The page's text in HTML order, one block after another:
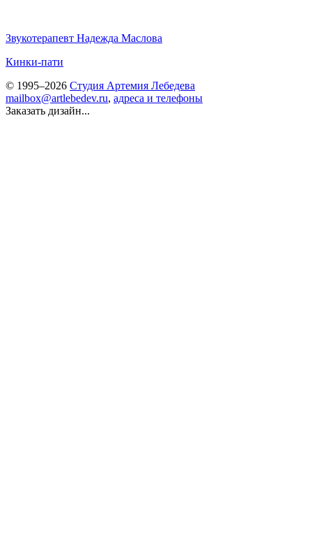
Звукотерапевт Надежда Маслова
Кинки-пати
© 1995–2026 Студия Артемия Лебедева
mailbox@artlebedev.ru, адреса и телефоны
Заказать дизайн...